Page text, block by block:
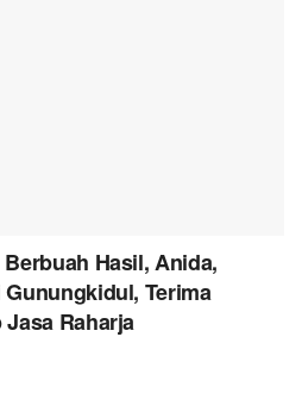
Hasil, Anida,
Terima
Raharja